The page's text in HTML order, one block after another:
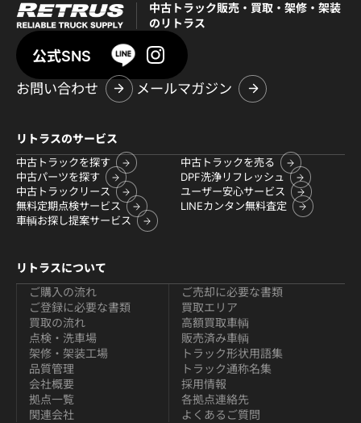
中古トラック販売・買取・架修・架装
のリトラス
公式SNS
お問い合わせ
メールマガジン
リトラスのサービス
中古トラックを探す
中古トラックを売る
中古パーツを探す
DPF洗浄リフレッシュ
中古トラックリース
ユーザー安心サービス
無料定期点検サービス
LINEカンタン無料査定
車輌お探し提案サービス
リトラスについて
ご購入の流れ
ご登録に必要な書類
買取の流れ
ご売却に必要な書類
買取エリア
高額買取車輌
点検・洗車場
架修・架装工場
品質管理
販売済み車輌
トラック形状用語集
トラック通称名集
会社概要
拠点一覧
関連会社
採用情報
各拠点連絡先
よくあるご質問